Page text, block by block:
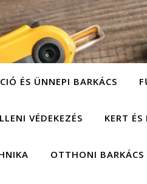
ÉS ÜNNEPI BARKÁCS
VÉDEKEZÉS KERT
OTTHONI BARKÁCS